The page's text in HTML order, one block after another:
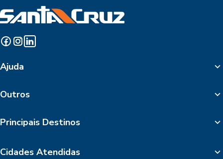
Ajuda
Outros
Principais Destinos
Cidades Atendidas